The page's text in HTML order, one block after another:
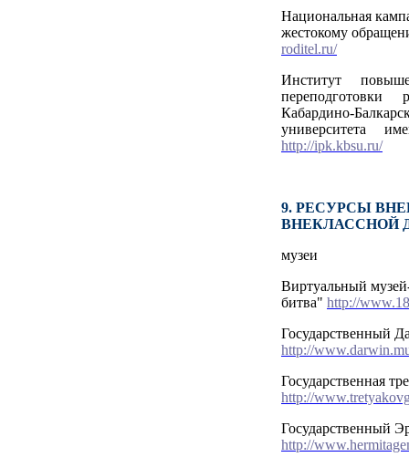
Национальная
жестокому
roditel.ru/
Институт
переподготовки
Кабардино-
университета
http://ipk.kbsu.ru/
9. РЕСУРСЫ
ВНЕКЛАССНОЙ
музеи
Виртуальный
битва" http://
Государственный
http://
Государственная
http://
Государственный
http://